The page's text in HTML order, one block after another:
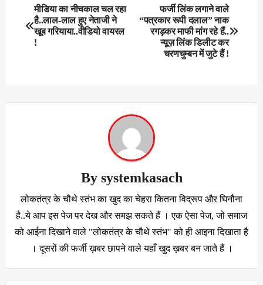
Post
navigation
मीडिया का नीचकाल चल रहा
है..लाल-लाल हुए नेताजी ने
खूब गरियाया..वीडियो वायरल
!
फर्जी लिंक लगाने वाले
“पत्रकार रूपी दलाल” नाक
रगड़कर माफी मांग रहे हैं..
न्यूज़ लिंक डिलीट कर
चरणचुम्बन में जुटे हैं !
By systemkasach
लोकतंत्र के चौथे स्तंभ का खुद का चेहरा कितना विद्रूप और घिनौना
है..ये आप इस पेज पर देख और समझ सकते हैं । एक ऐसा पेज, जो समाज
को आईना दिखाने वाले "लोकतंत्र के चौथे स्तंभ" को ही आइना दिखाता है
। दूसरों की फर्जी ख़बर छापने वाले यहाँ खुद ख़बर बन जाते हैं ।